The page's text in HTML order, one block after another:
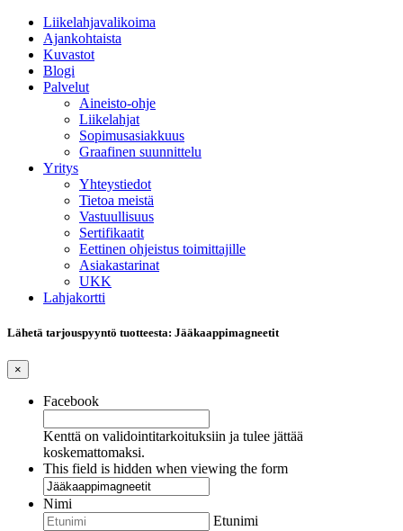
Liikelahjavalikoima
Ajankohtaista
Kuvastot
Blogi
Palvelut
Aineisto-ohje
Liikelahjat
Sopimusasiakkuus
Graafinen suunnittelu
Yritys
Yhteystiedot
Tietoa meistä
Vastuullisuus
Sertifikaatit
Eettinen ohjeistus toimittajille
Asiakastarinat
UKK
Lahjakortti
Lähetä tarjouspyyntö tuotteesta: Jääkaappimagneetit
×
Facebook
Kenttä on validointitarkoituksiin ja tulee jättää
koskemattomaksi.
This field is hidden when viewing the form
Nimi
Etunimi